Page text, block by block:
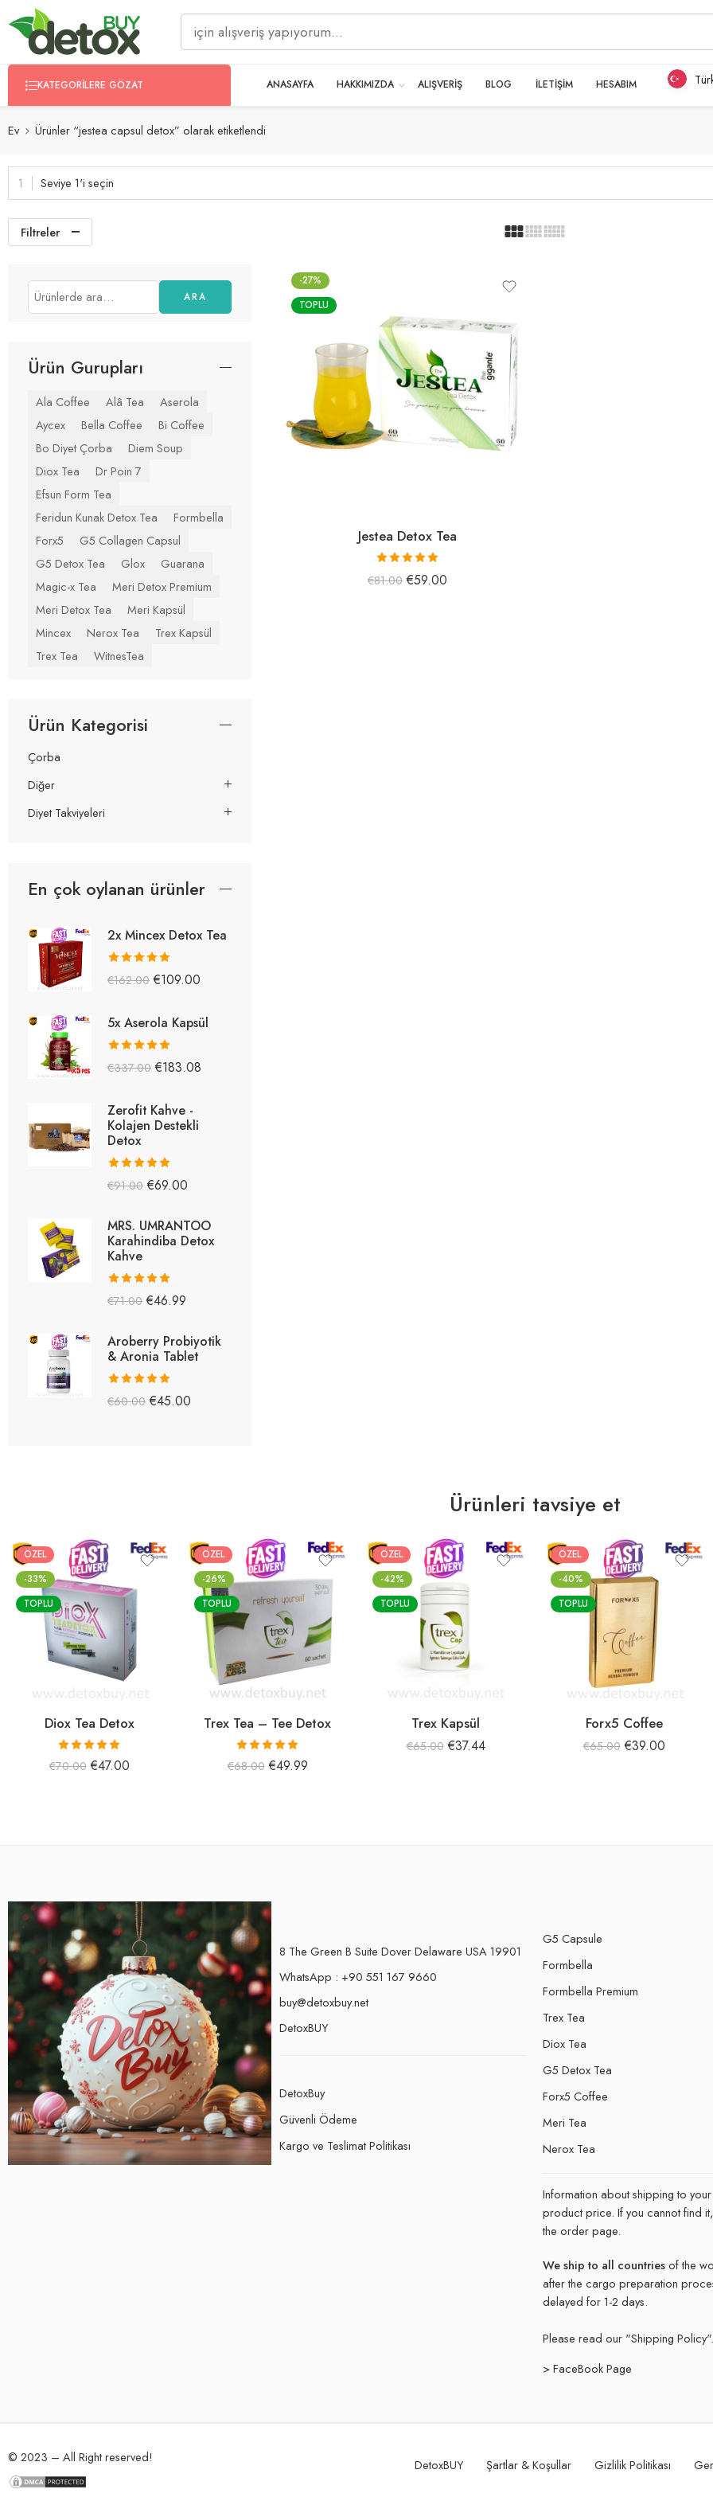
KATEGORILERE GÖZAT ANASAYFA HAKKIMIZDA ALIŞVERİŞ BLOG İLETİŞİM HESABIM
Ev Ürünler “jestea capsul detox” olarak etiketlendi
Seviye 1'i seçin
Filtreler
-27%
TOPLU
Jestea Detox Tea
5 üzerinden
€81.00 €59.00
ARA
Ürün Gurupları
Ala Coffee Alâ Tea
Aserola
Aycex
Bella Coffee
Bi Coffee
Bo Diyet Çorba
Diem Soup
Diox Tea
Dr Poin 7
Efsun Form Tea
Feridun Kunak Detox Tea
Formbella
Forx5
G5 Collagen Capsul
G5 Detox Tea
Glox
Guarana
Magic-x Tea
Meri Detox Premium
Meri Detox Tea
Meri Kapsül
Mincex
Nerox Tea
Trex Kapsül
Trex Tea
WitnesTea
Ürün Kategorisi
Çorba
Diğer
Diyet Takviyeleri
En çok oylanan ürünler
2x Mincex Detox Tea
5 üzerinden
€162.00 €109.00
5x Aserola Kapsül
5 üzerinden
€337.00 €183.08
Zerofit Kahve -
Kolajen Destekli
Detox
5 üzerinden
€91.00 €69.00
MRS. UMRANTOO
Karahindiba Detox
Kahve
5 üzerinden
€71.00 €46.99
Aroberry Probiyotik
& Aronia Tablet
5 üzerinden
€60.00 €45.00
Ürünleri tavsiye et
ÖZEL
-33%
TOPLU
Diox Tea Detox
5 üzerinden
5.00oy aldı
€70.00 €47.00
ÖZEL
-26%
TOPLU
Trex Tea – Tee Detox
5 üzerinden
5.00oy aldı
€68.00 €49.99
ÖZEL
-42%
TOPLU
Trex Kapsül
€65.00 €37.44
ÖZEL
-40%
TOPLU
Forx5 Coffee
€65.00 €39.00
8 The Green B Suite Dover Delaware USA 19901
WhatsApp : +90 551 167 9660
buy@detoxbuy.net
DetoxBUY
DetoxBuy
Güvenli Ödeme
Kargo ve Teslimat Politikası
G5 Capsule
Formbella
Formbella Premium
Trex Tea
Diox Tea
G5 Detox Tea
Forx5 Coffee
Meri Tea
Nerox Tea
Information about shipping to
product price. If you cannot find
the order page.
We ship to all countriesof the
after the cargo preparation
delayed for 1-2 days.
Please read our "Shipping Policy".
> FaceBook Page
© 2023 – All Right reserved! DetoxBUY Şartlar & Koşullar Gizlilik Politikası